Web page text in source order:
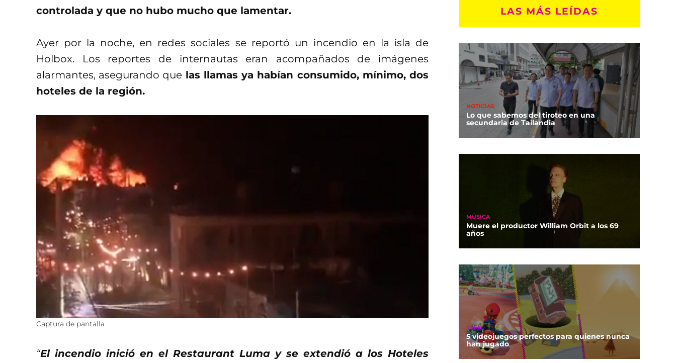
controlada y que no hubo mucho que lamentar.
Ayer por la noche, en redes sociales se reportó un incendio en la isla de
Holbox. Los reportes de internautas eran acompañados de imágenes
alarmantes, asegurando que las llamas ya habían consumido, mínimo, dos
hoteles de la región.
Captura de pantalla
“El incendio inició en el Restaurant Luma y se extendió a los Hoteles
LAS MÁS LEÍDAS
NOTICIAS
Lo que sabemos del tiroteo en una
secundaria de Tailandia
MÚSICA
Muere el productor William Orbit a los 69
años
GEEK
5 videojuegos perfectos para quienes nunca
han jugado